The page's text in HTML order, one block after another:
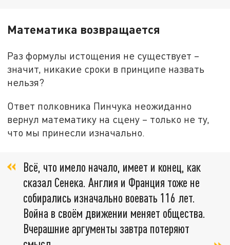
Математика возвращается
Раз формулы истощения не существует –
значит, никакие сроки в принципе назвать
нельзя?
Ответ полковника Пинчука неожиданно
вернул математику на сцену – только не ту,
что мы принесли изначально.
Всё, что имело начало, имеет и конец, как
сказал Сенека. Англия и Франция тоже не
собирались изначально воевать 116 лет.
Война в своём движении меняет общества.
Вчерашние аргументы завтра потеряют